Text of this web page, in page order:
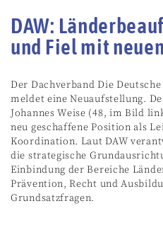
DAW:
und Fiel mit
Der Dachverband Die
meldet eine Neuaufstellung.
Johannes Weise (48, im Bild
neu geschaffene Position als
Koordination. Laut DAW
die strategische
Einbindung der Bereiche
Prävention, Recht und
Grundsatzfragen.